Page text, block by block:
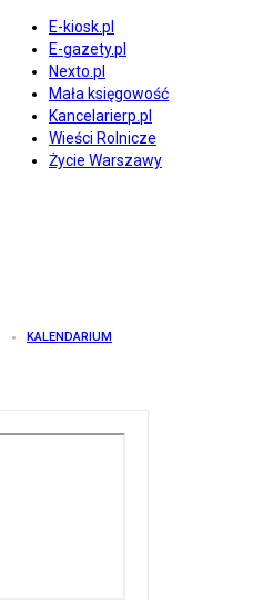
E-kiosk.pl
E-gazety.pl
Nexto.pl
Mała księgowość
Kancelarierp.pl
Wieści Rolnicze
Życie Warszawy
KALENDARIUM